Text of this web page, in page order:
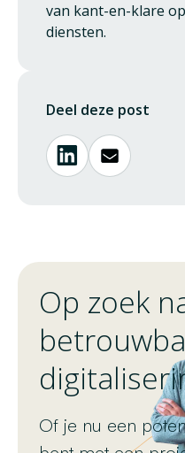
van kant-en-klare
diensten.
Deel deze post
Op zoek
Of je nu een